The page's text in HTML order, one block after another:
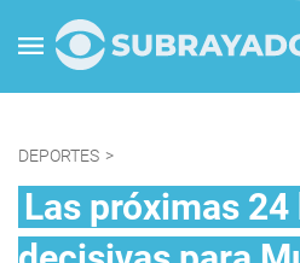
DEPORTES >
Las próximas